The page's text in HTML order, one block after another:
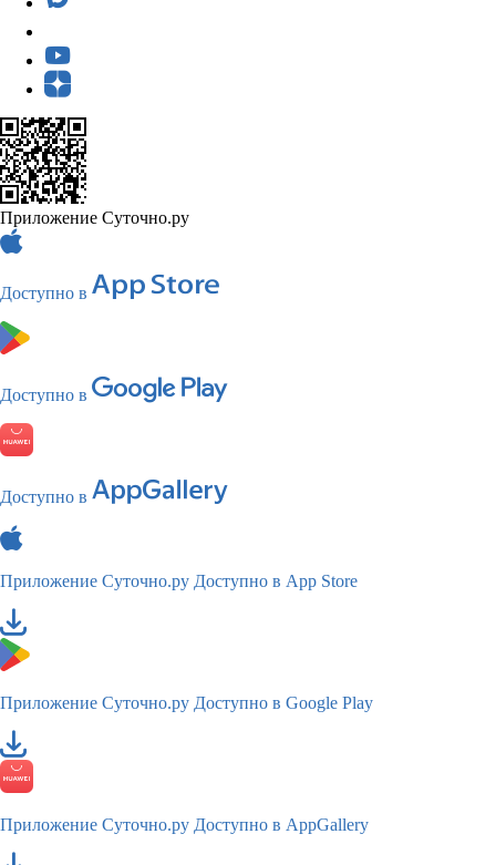
Приложение Суточно.ру
Доступно в
Доступно в
Доступно в
Приложение Суточно.ру Доступно в App Store
Приложение Суточно.ру Доступно в Google Play
Приложение Суточно.ру Доступно в AppGallery